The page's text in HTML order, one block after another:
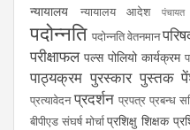
न्यायालय न्यायालय आदेश
पदोन्नति पदोन्नति वेतनमान
परीक्षाफल पल्स पोलियो कार्यक्रम
पाठ्यक्रम पुरस्कार पुस्तक
प्रत्यावेदन प्रदर्शन प्रपत्र प्रबन्ध
बीपीएड संघर्ष मोर्चा प्रशिक्षु शिक्षक